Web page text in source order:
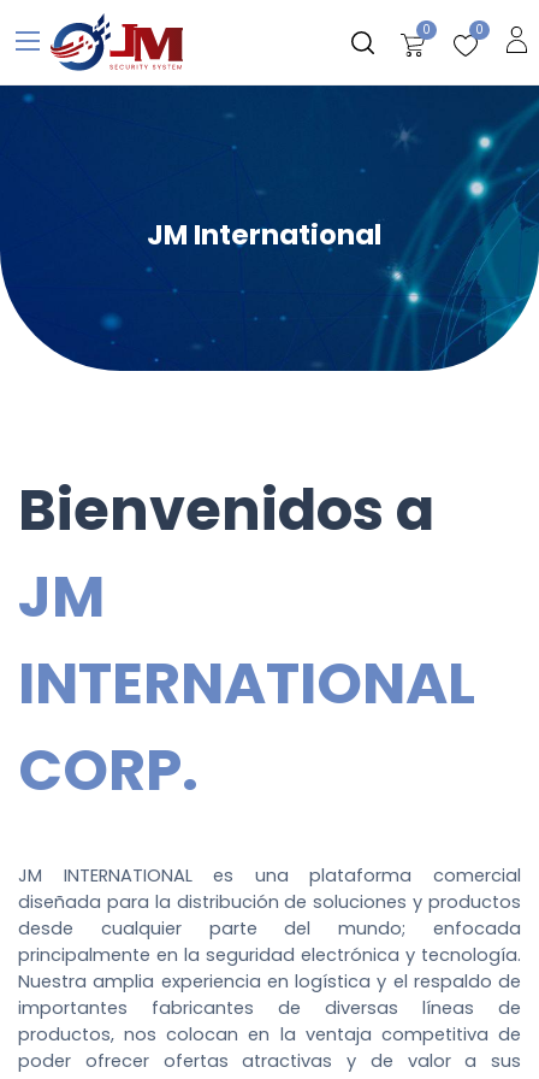
0 0
JM International
Bienvenidos a
JM
INTERNATIONAL
CORP.
JM INTERNATIONAL es una plataforma comercial
diseñada para la distribución de soluciones y productos
desde cualquier parte del mundo; enfocada
principalmente en la seguridad electrónica y tecnología.
Nuestra amplia experiencia en logística y el respaldo de
importantes fabricantes de diversas líneas de
productos, nos colocan en la ventaja competitiva de
poder ofrecer ofertas atractivas y de valor a sus